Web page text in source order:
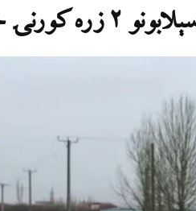
ځپلې دي